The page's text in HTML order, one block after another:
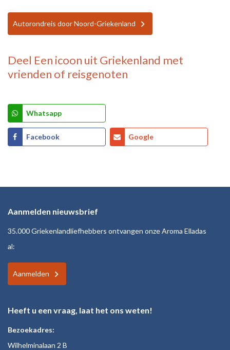
Autorondreis door Noord-Griekenland
Deel Een icoon uit Griekenland met
vrienden of reisgenoten
Whatsapp
Facebook Google
Aanmelden nieuwsbrief
35.000 Griekenlandliefhebbers ontvangen onze Aroma Elladas
al:
Aanmelden
Heeft u een vraag, laat het ons weten!
Bezoekadres:
Wilhelminalaan 2 B